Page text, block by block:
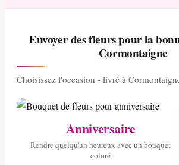
Envoyer des fleurs pour la
Cormontaigne
Choisissez l'occasion - livré à
Anniversaire
Rendre quelqu'un heureux avec un bouquet
coloré